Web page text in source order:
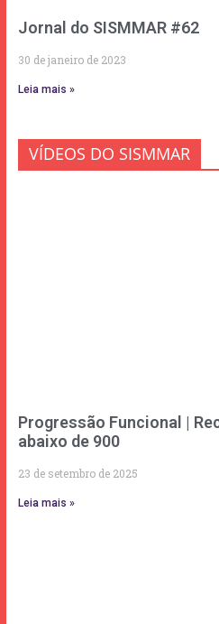
Jornal do SISMMAR #62
30 de janeiro de 2023
Leia mais »
VÍDEOS DO SISMMAR
Progressão Funcional |
abaixo de 900
23 de setembro de 2025
Leia mais »